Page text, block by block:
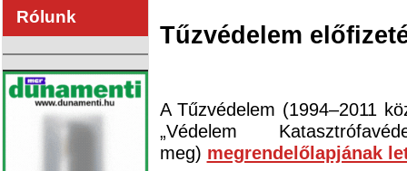
Rólunk
Tűzvédelem
A Tűzvédelem (1994–2011
„Védelem
meg) megrendelőlapjának